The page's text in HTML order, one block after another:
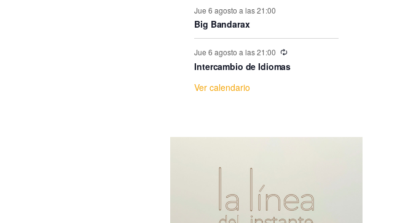
e
E
v
n
Jue 6 agosto a las 21:00
Big Bandarax
Jue 6 agosto a las 21:00
Intercambio de Idiomas
Ver calendario